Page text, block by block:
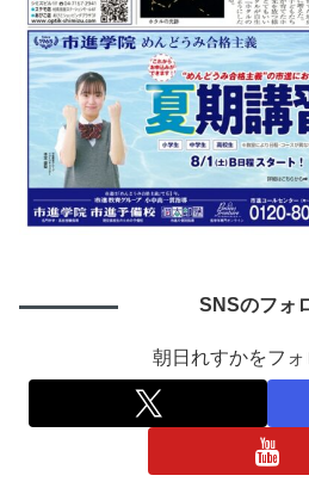
SNSのフォ
朝日れすかをフォ